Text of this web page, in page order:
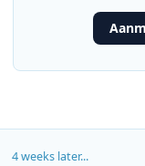
4 weeks later...